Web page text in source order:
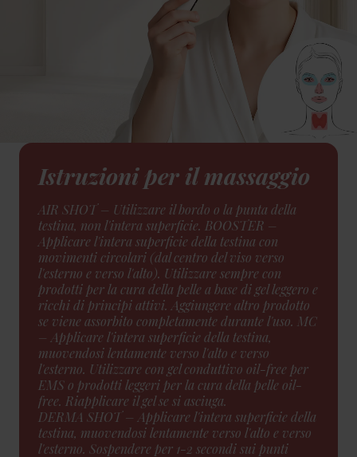
Istruzioni per il massaggio
AIR SHOT – Utilizzare il bordo o la punta della
testina, non l'intera superficie. BOOSTER –
Applicare l'intera superficie della testina con
movimenti circolari (dal centro del viso verso
l'esterno e verso l'alto). Utilizzare sempre con
prodotti per la cura della pelle a base di gel leggero e
ricchi di principi attivi. Aggiungere altro prodotto
se viene assorbito completamente durante l'uso. MC
– Applicare l'intera superficie della testina,
muovendosi lentamente verso l'alto e verso
l'esterno. Utilizzare con gel conduttivo oil-free per
EMS o prodotti leggeri per la cura della pelle oil-
free. Riapplicare il gel se si asciuga.
DERMA SHOT – Applicare l'intera superficie della
testina, muovendosi lentamente verso l'alto e verso
l'esterno. Sospendere per 1-2 secondi sui punti